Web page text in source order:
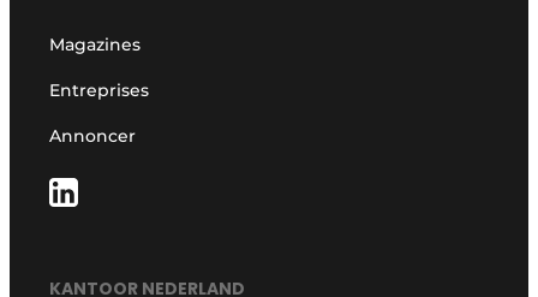
Magazines
Entreprises
Annoncer
KANTOOR NEDERLAND